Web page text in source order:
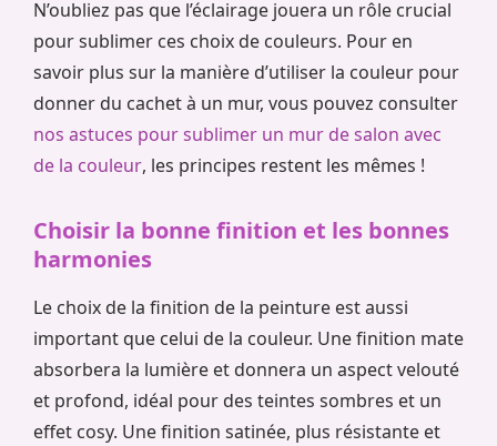
N’oubliez pas que l’éclairage jouera un rôle crucial
pour sublimer ces choix de couleurs. Pour en
savoir plus sur la manière d’utiliser la couleur pour
donner du cachet à un mur, vous pouvez consulter
nos astuces pour sublimer un mur de salon avec
de la couleur, les principes restent les mêmes !
Choisir la bonne finition et les bonnes
harmonies
Le choix de la finition de la peinture est aussi
important que celui de la couleur. Une finition mate
absorbera la lumière et donnera un aspect velouté
et profond, idéal pour des teintes sombres et un
effet cosy. Une finition satinée, plus résistante et